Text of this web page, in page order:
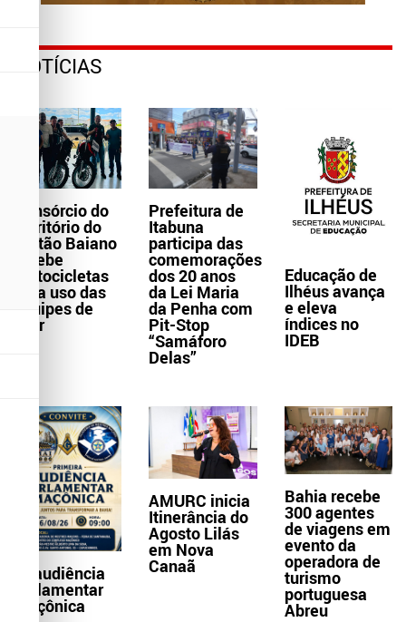
NOTÍCIAS
Consórcio do
Território do
Sertão Baiano
recebe
motocicletas
para uso das
equipes de
Ater
Prefeitura de
Itabuna
participa das
comemorações
dos 20 anos
da Lei Maria
da Penha com
Pit-Stop
“Samáforo
Delas”
Educação de
Ilhéus avança
e eleva
índices no
IDEB
1ª audiência
parlamentar
maçônica
AMURC inicia
Itinerância do
Agosto Lilás
em Nova
Canaã
Bahia recebe
300 agentes
de viagens em
evento da
operadora de
turismo
portuguesa
Abreu